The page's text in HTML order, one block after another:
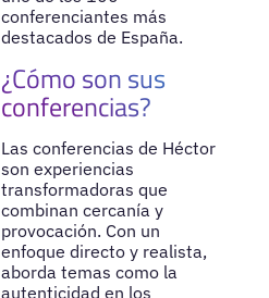
conferenciantes más
destacados de España.
¿Cómo son sus
conferencias?
Las conferencias de Héctor
son experiencias
transformadoras que
combinan cercanía y
provocación. Con un
enfoque directo y realista,
aborda temas como la
autenticidad en los